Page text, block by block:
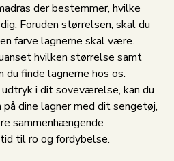
der bestemmer, hvilke
Foruden størrelsen, skal du
farve lagnerne skal være.
hvilken størrelse samt
du finde lagnerne hos os.
i dit soveværelse, kan du
dine lagner med dit sengetøj,
sammenhængende
til ro og fordybelse.